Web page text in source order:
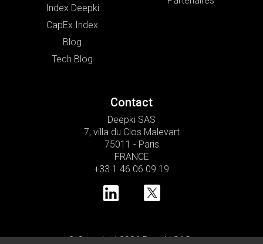
Index Deepki
CapEx Index
Blog
Tech Blog
Contact
Deepki SAS
7, villa du Clos Malevart
75011 - Paris
FRANCE
+33 1 46 06 09 19
© Copyright 2026 Deepki SAS •